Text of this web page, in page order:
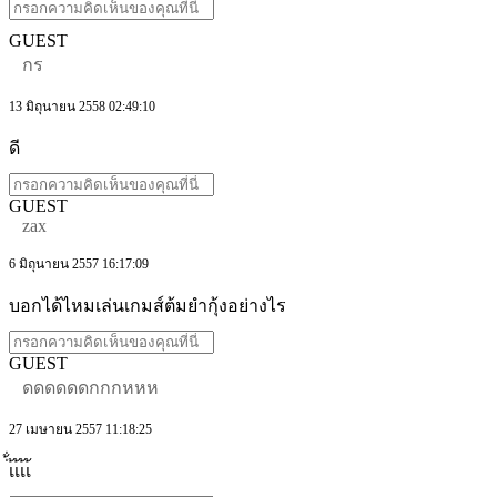
GUEST
กร
13 มิถุนายน 2558 02:49:10
ดี
GUEST
zax
6 มิถุนายน 2557 16:17:09
บอกได้ไหมเล่นเกมส์ต้มยำกุ้งอย่างไร
GUEST
ดดดดดดกกกหหห
27 เมษายน 2557 11:18:25
่้่เ้เ้เ้เ้